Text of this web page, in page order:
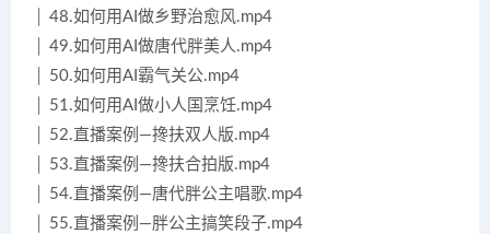
│ 48.如何用AI做乡野治愈风.mp4
│ 49.如何用AI做唐代胖美人.mp4
│ 50.如何用AI霸气关公.mp4
│ 51.如何用AI做小人国烹饪.mp4
│ 52.直播案例—搀扶双人版.mp4
│ 53.直播案例—搀扶合拍版.mp4
│ 54.直播案例—唐代胖公主唱歌.mp4
│ 55.直播案例—胖公主搞笑段子.mp4